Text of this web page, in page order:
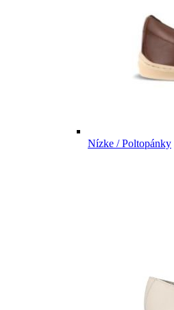
Nízke / Poltopánky